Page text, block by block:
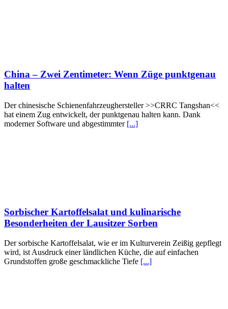
China – Zwei Zentimeter: Wenn Züge punktgenau
halten
Der chinesische Schienenfahrzeughersteller >>CRRC Tangshan<<
hat einem Zug entwickelt, der punktgenau halten kann. Dank
moderner Software und abgestimmter [...]
Sorbischer Kartoffelsalat und kulinarische
Besonderheiten der Lausitzer Sorben
Der sorbische Kartoffelsalat, wie er im Kulturverein Zeißig gepflegt
wird, ist Ausdruck einer ländlichen Küche, die auf einfachen
Grundstoffen große geschmackliche Tiefe [...]